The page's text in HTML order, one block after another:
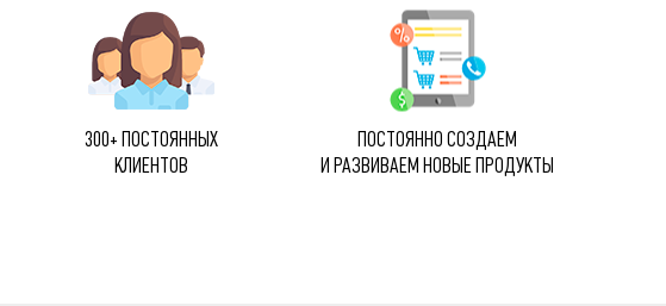
300+ ПОСТОЯННЫХ
КЛИЕНТОВ
ПОСТОЯННО СОЗДАЕМ
И РАЗВИВАЕМ НОВЫЕ ПРОДУКТЫ